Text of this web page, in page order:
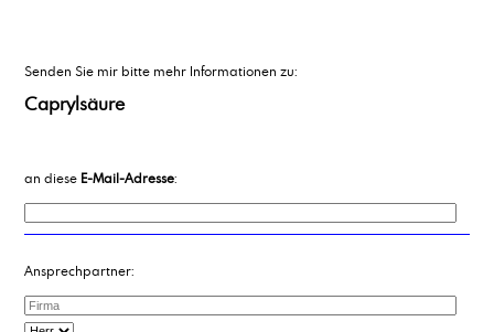
Senden Sie mir bitte mehr Informationen zu:
Caprylsäure
an diese E-Mail-Adresse:
Ansprechpartner: